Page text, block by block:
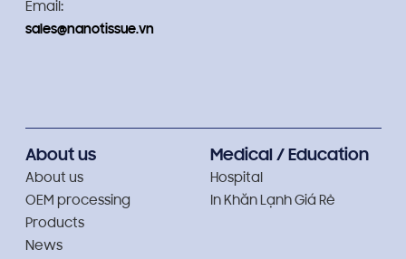
Email:
sales@nanotissue.vn
About us
About us
OEM processing
Products
News
Medical / Education
Hospital
In Khăn Lạnh Giá Rẻ